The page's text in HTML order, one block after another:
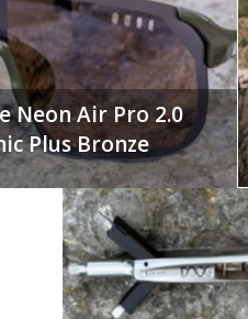
Neon Air Pro 2.0
Plus Bronze